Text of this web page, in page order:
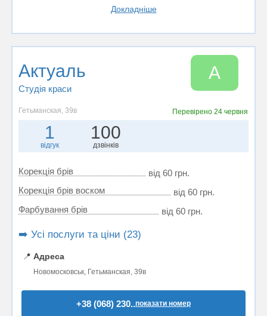
Докладніше
Актуаль
Студія краси
А
Гетьманская, 39в Перевірено24 червня
1
відгук
100
дзвінків
Корекція брів
від 60 грн.
Корекція брів воском
від 60 грн.
Фарбування брів
від 60 грн.
➡️ Усі послуги та ціни (23)
📍 Адреса
Новомосковськ, Гетьманская, 39в
+38 (068) 230..показати номер